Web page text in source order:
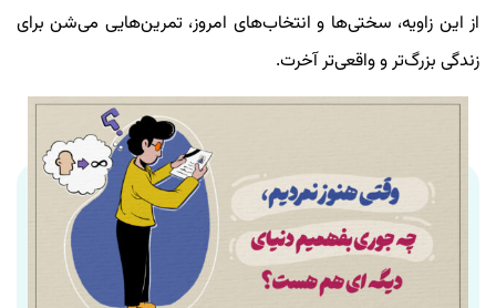
از این زاویه، سختی‌ها و انتخاب‌های امروز، تمرین‌هایی می‌شن برای
زندگی بزرگ‌تر و واقعی‌تر آخرت.